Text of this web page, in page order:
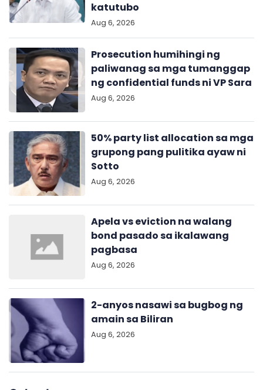
katutubo
Aug 6, 2026
Prosecution humihingi ng
paliwanag sa mga tumanggap
ng confidential funds ni VP Sara
Aug 6, 2026
50% party list allocation sa mga
grupong pang pulitika ayaw ni
Sotto
Aug 6, 2026
Apela vs eviction na walang
bond pasado sa ikalawang
pagbasa
Aug 6, 2026
2-anyos nasawi sa bugbog ng
amain sa Biliran
Aug 6, 2026